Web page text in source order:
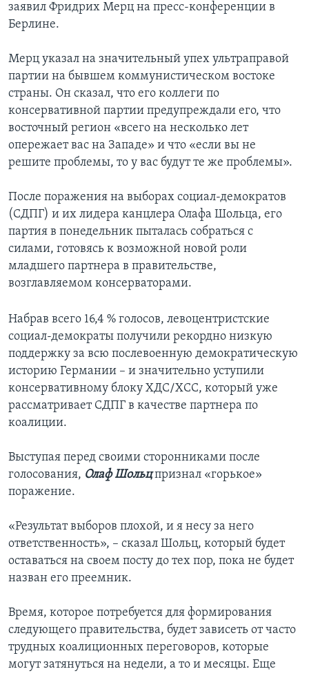
заявил Фридрих Мерц на пресс-конференции в
Берлине.
Мерц указал на значительный упех ультраправой
партии на бывшем коммунистическом востоке
страны. Он сказал, что его коллеги по
консервативной партии предупреждали его, что
восточный регион «всего на несколько лет
опережает вас на Западе» и что «если вы не
решите проблемы, то у вас будут те же проблемы».
После поражения на выборах социал-демократов
(СДПГ) и их лидера канцлера Олафа Шольца, его
партия в понедельник пыталась собраться с
силами, готовясь к возможной новой роли
младшего партнера в правительстве,
возглавляемом консерваторами.
Набрав всего 16,4 % голосов, левоцентристские
социал-демократы получили рекордно низкую
поддержку за всю послевоенную демократическую
историю Германии – и значительно уступили
консервативному блоку ХДС/ХСС, который уже
рассматривает СДПГ в качестве партнера по
коалиции.
Выступая перед своими сторонниками после
голосования, Олаф Шольцпризнал «горькое»
поражение.
«Результат выборов плохой, и я несу за него
ответственность», – сказал Шольц, который будет
оставаться на своем посту до тех пор, пока не будет
назван его преемник.
Время, которое потребуется для формирования
следующего правительства, будет зависеть от часто
трудных коалиционных переговоров, которые
могут затянуться на недели, а то и месяцы. Еще